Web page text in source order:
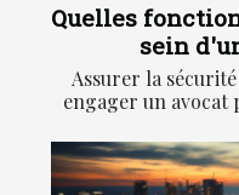
Quelles
sein
Assurer la
engager un avocat